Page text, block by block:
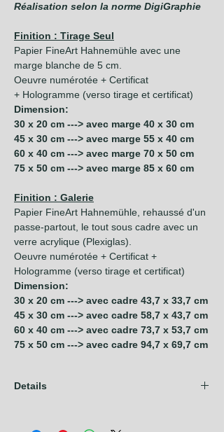
Réalisation selon la norme DigiGraphie
Finition : Tirage Seul
Papier FineArt Hahnemühle avec une
marge blanche de 5 cm.
Oeuvre numérotée + Certificat
+ Hologramme (verso tirage et certificat)
Dimension:
30 x 20 cm ---> avec marge 40 x 30 cm
45 x 30 cm ---> avec marge 55 x 40 cm
60 x 40 cm ---> avec marge 70 x 50 cm
75 x 50 cm ---> avec marge 85 x 60 cm
Finition : Galerie
Papier FineArt Hahnemühle, rehaussé d'un
passe-partout, le tout sous cadre avec un
verre acrylique (Plexiglas).
Oeuvre numérotée + Certificat +
Hologramme (verso tirage et certificat)
Dimension:
30 x 20 cm ---> avec cadre 43,7 x 33,7 cm
45 x 30 cm ---> avec cadre 58,7 x 43,7 cm
60 x 40 cm ---> avec cadre 73,7 x 53,7 cm
75 x 50 cm ---> avec cadre 94,7 x 69,7 cm
Details